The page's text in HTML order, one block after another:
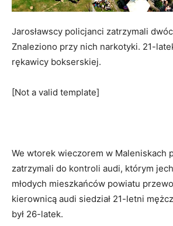
Jarosławscy policjanci zatrzymali
Znaleziono przy nich narkotyki. 21-
rękawicy bokserskiej.
[Not a valid template]
We wtorek wieczorem w Maleniskach
zatrzymali do kontroli audi, którym
młodych mieszkańców powiatu
kierownicą audi siedział 21-letni
był 26-latek.